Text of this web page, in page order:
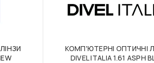
КОМП'ЮТЕРНІ ОПТИЧНІ
DIVEL ITALIA 1.61 ASPH